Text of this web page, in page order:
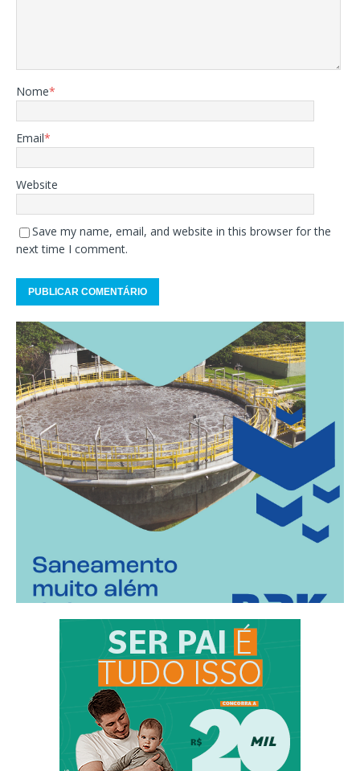
Nome*
Email*
Website
Save my name, email, and website in this browser for the
next time I comment.